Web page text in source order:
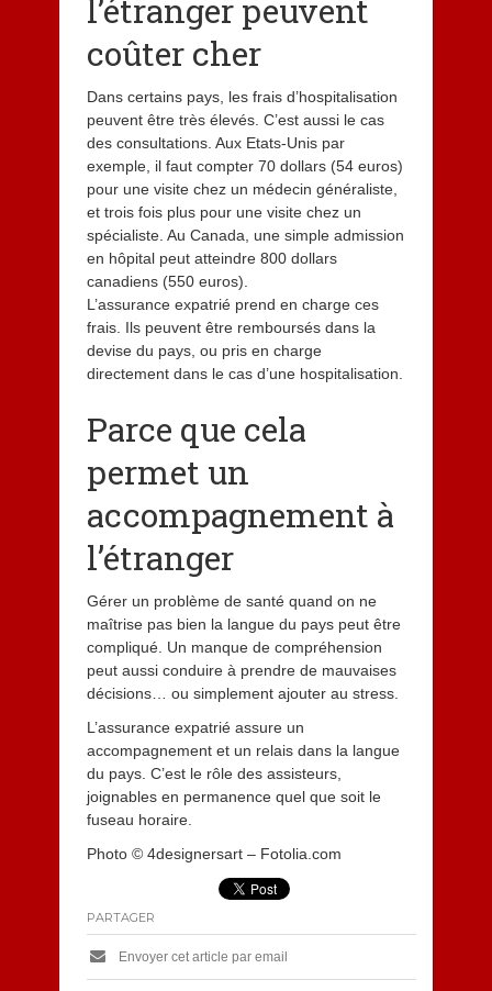
l’étranger peuvent
coûter cher
Dans certains pays, les frais d’hospitalisation
peuvent être très élevés. C’est aussi le cas
des consultations. Aux Etats-Unis par
exemple, il faut compter 70 dollars (54 euros)
pour une visite chez un médecin généraliste,
et trois fois plus pour une visite chez un
spécialiste. Au Canada, une simple admission
en hôpital peut atteindre 800 dollars
canadiens (550 euros).
L’assurance expatrié prend en charge ces
frais. Ils peuvent être remboursés dans la
devise du pays, ou pris en charge
directement dans le cas d’une hospitalisation.
Parce que cela
permet un
accompagnement à
l’étranger
Gérer un problème de santé quand on ne
maîtrise pas bien la langue du pays peut être
compliqué. Un manque de compréhension
peut aussi conduire à prendre de mauvaises
décisions… ou simplement ajouter au stress.
L’assurance expatrié assure un
accompagnement et un relais dans la langue
du pays. C’est le rôle des assisteurs,
joignables en permanence quel que soit le
fuseau horaire.
Photo © 4designersart – Fotolia.com
PARTAGER
Envoyer cet article par email